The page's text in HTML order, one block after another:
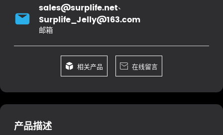
sales@surplife.net、
Surplife_Jelly@163.com
邮箱
 相关产品  在线留言
产品描述